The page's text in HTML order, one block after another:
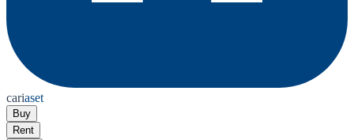
cariaset
Buy
Rent